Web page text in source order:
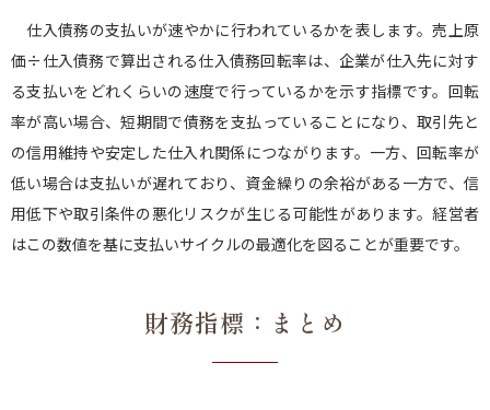
仕入債務の支払いが速やかに行われているかを表します。売上原
価÷仕入債務で算出される仕入債務回転率は、企業が仕入先に対す
る支払いをどれくらいの速度で行っているかを示す指標です。回転
率が高い場合、短期間で債務を支払っていることになり、取引先と
の信用維持や安定した仕入れ関係につながります。一方、回転率が
低い場合は支払いが遅れており、資金繰りの余裕がある一方で、信
用低下や取引条件の悪化リスクが生じる可能性があります。経営者
はこの数値を基に支払いサイクルの最適化を図ることが重要です。
財務指標：まとめ